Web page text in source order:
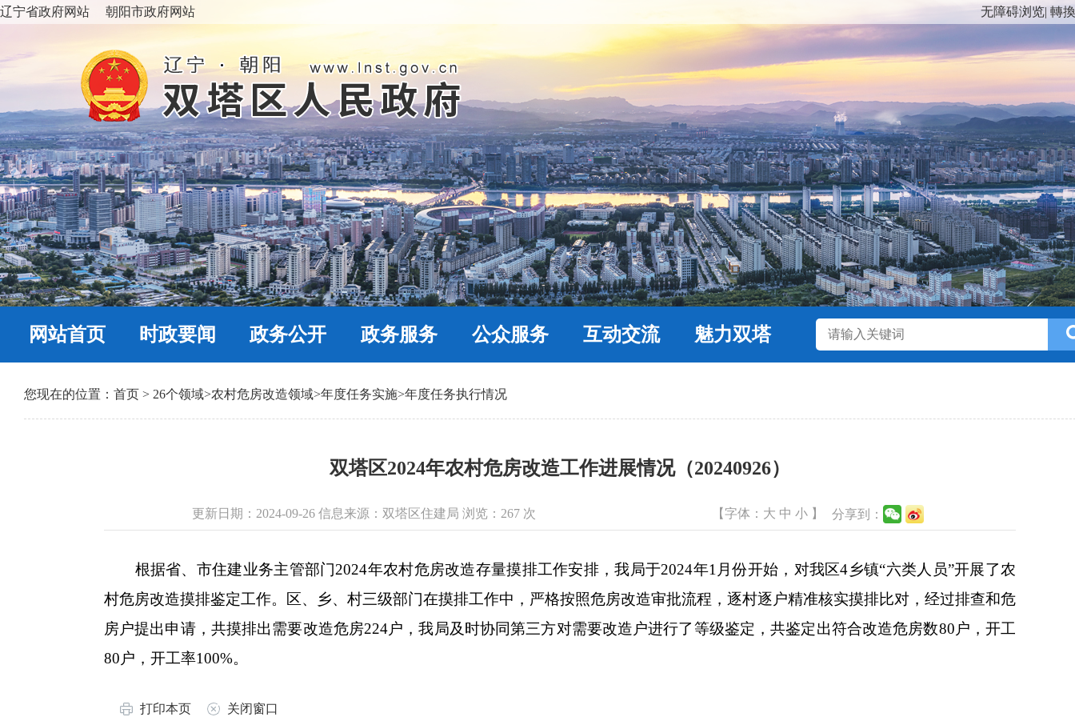
辽宁省政府网站 朝阳市政府网站 无障碍浏览| 轉
网站首页 时政要闻 政务公开 政务服务 公众服务 互动交流 魅力双塔
您现在的位置： 首页 > 26个领域>农村危房改造领域>年度任务实施>年度任务执行情况
双塔区2024年农村危房改造工作进展情况（20240926）
更新日期：2024-09-26 信息来源：双塔区住建局 浏览： 267 次 【字体： 大 中 小 】 分享到：
根据省、市住建业务主管部门2024年农村危房改造存量摸排工作安排，我局于2024年1月份开始，对我区4乡镇“六类人员”开展了农
村危房改造摸排鉴定工作。区、乡、村三级部门在摸排工作中，严格按照危房改造审批流程，逐村逐户精准核实摸排比对，经过排查和危
房户提出申请，共摸排出需要改造危房224户，我局及时协同第三方对需要改造户进行了等级鉴定，共鉴定出符合改造危房数80户，开工
80户，开工率100%。
打印本页 关闭窗口